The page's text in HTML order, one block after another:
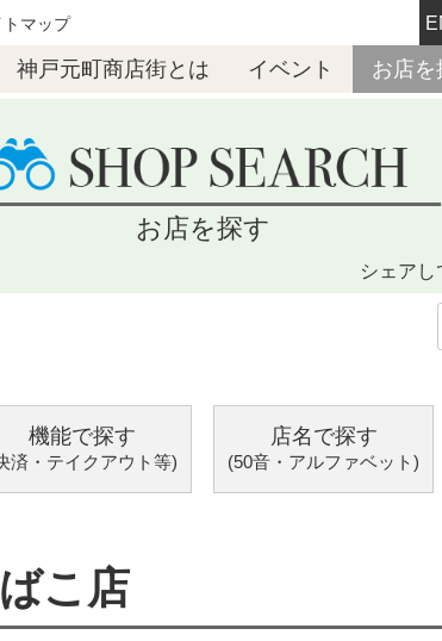
トマップ
神戸元町商店街とは イベント お店を
お店を探す
シェアし
機能で探す
済・テイクアウト等)
店名で探す
(50音・アルファベット)
こ店